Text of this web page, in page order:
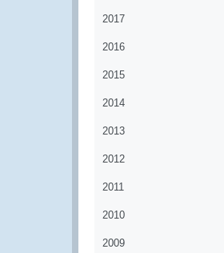
2017
2016
2015
2014
2013
2012
2011
2010
2009